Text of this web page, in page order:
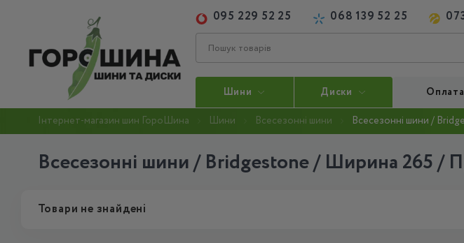
095 229 52 25 068 139 52 25
Шини Диски Оплата
Інтернет-магазин шин ГороШина Шини Всесезонні шини Всесезонні шини /
Всесезонні шини / Bridgestone / Ширина 265 /
Товари не знайдені